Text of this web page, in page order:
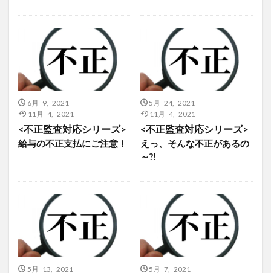
6月 9, 2021
11月 4, 2021
<不正監査対応シリーズ>
給与の不正支払にご注意！
5月 24, 2021
11月 4, 2021
<不正監査対応シリーズ>
えっ、そんな不正があるの
～?!
5月 13, 2021
5月 7, 2021